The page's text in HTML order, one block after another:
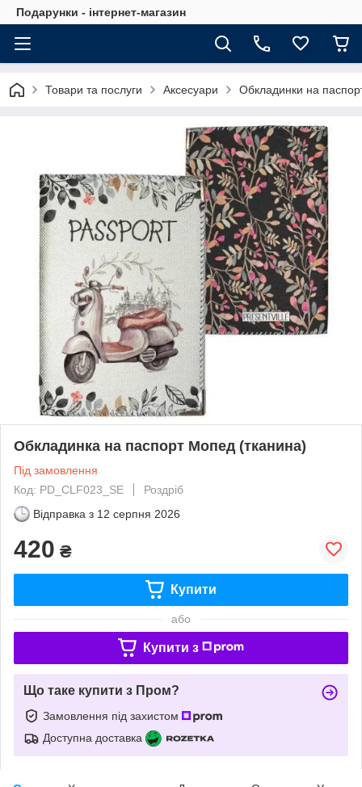
Подарунки - інтернет-магазин
Товари та послуги Аксесуари Обкладинки на
Обкладинка на паспорт Мопед (тканина)
Під замовлення
Код: PD_CLF023_SE
Роздріб
Відправка з 12 серпня 2026
420 ₴
Купити
або
Купити з
Що таке купити з Пром?
Замовлення під захистом
Доступна доставка